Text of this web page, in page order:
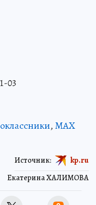
03
,MAX
Екатерина ХАЛИМОВА
Источник: kp.ru